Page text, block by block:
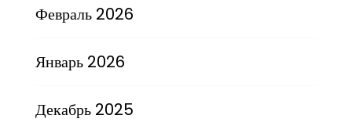
Февраль 2026
Январь 2026
Декабрь 2025